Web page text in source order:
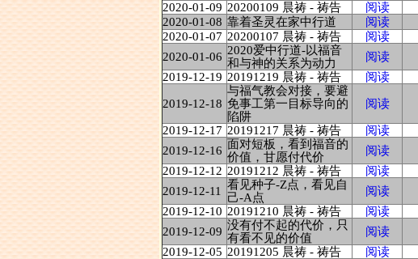
2020-01-09 20200109 晨祷 - 祷告 阅读
2020-01-08 靠着圣灵在家中行道 阅读
2020-01-07 20200107 晨祷 - 祷告 阅读
2020-01-06 2020爱中行道-以福音
和与神的关系为动力
阅读
2019-12-19 20191219 晨祷 - 祷告 阅读
2019-12-18
与福气教会对接，要避
免事工第一目标导向的
陷阱
阅读
2019-12-17 20191217 晨祷 - 祷告 阅读
2019-12-16 面对短板，看到福音的
价值，甘愿付代价
阅读
2019-12-12 20191212 晨祷 - 祷告 阅读
2019-12-11
看见种子-Z点，看见自
己-A点
阅读
2019-12-10 20191210 晨祷 - 祷告 阅读
2019-12-09 没有付不起的代价，只
有看不见的价值
阅读
2019-12-05 20191205 晨祷 - 祷告 阅读